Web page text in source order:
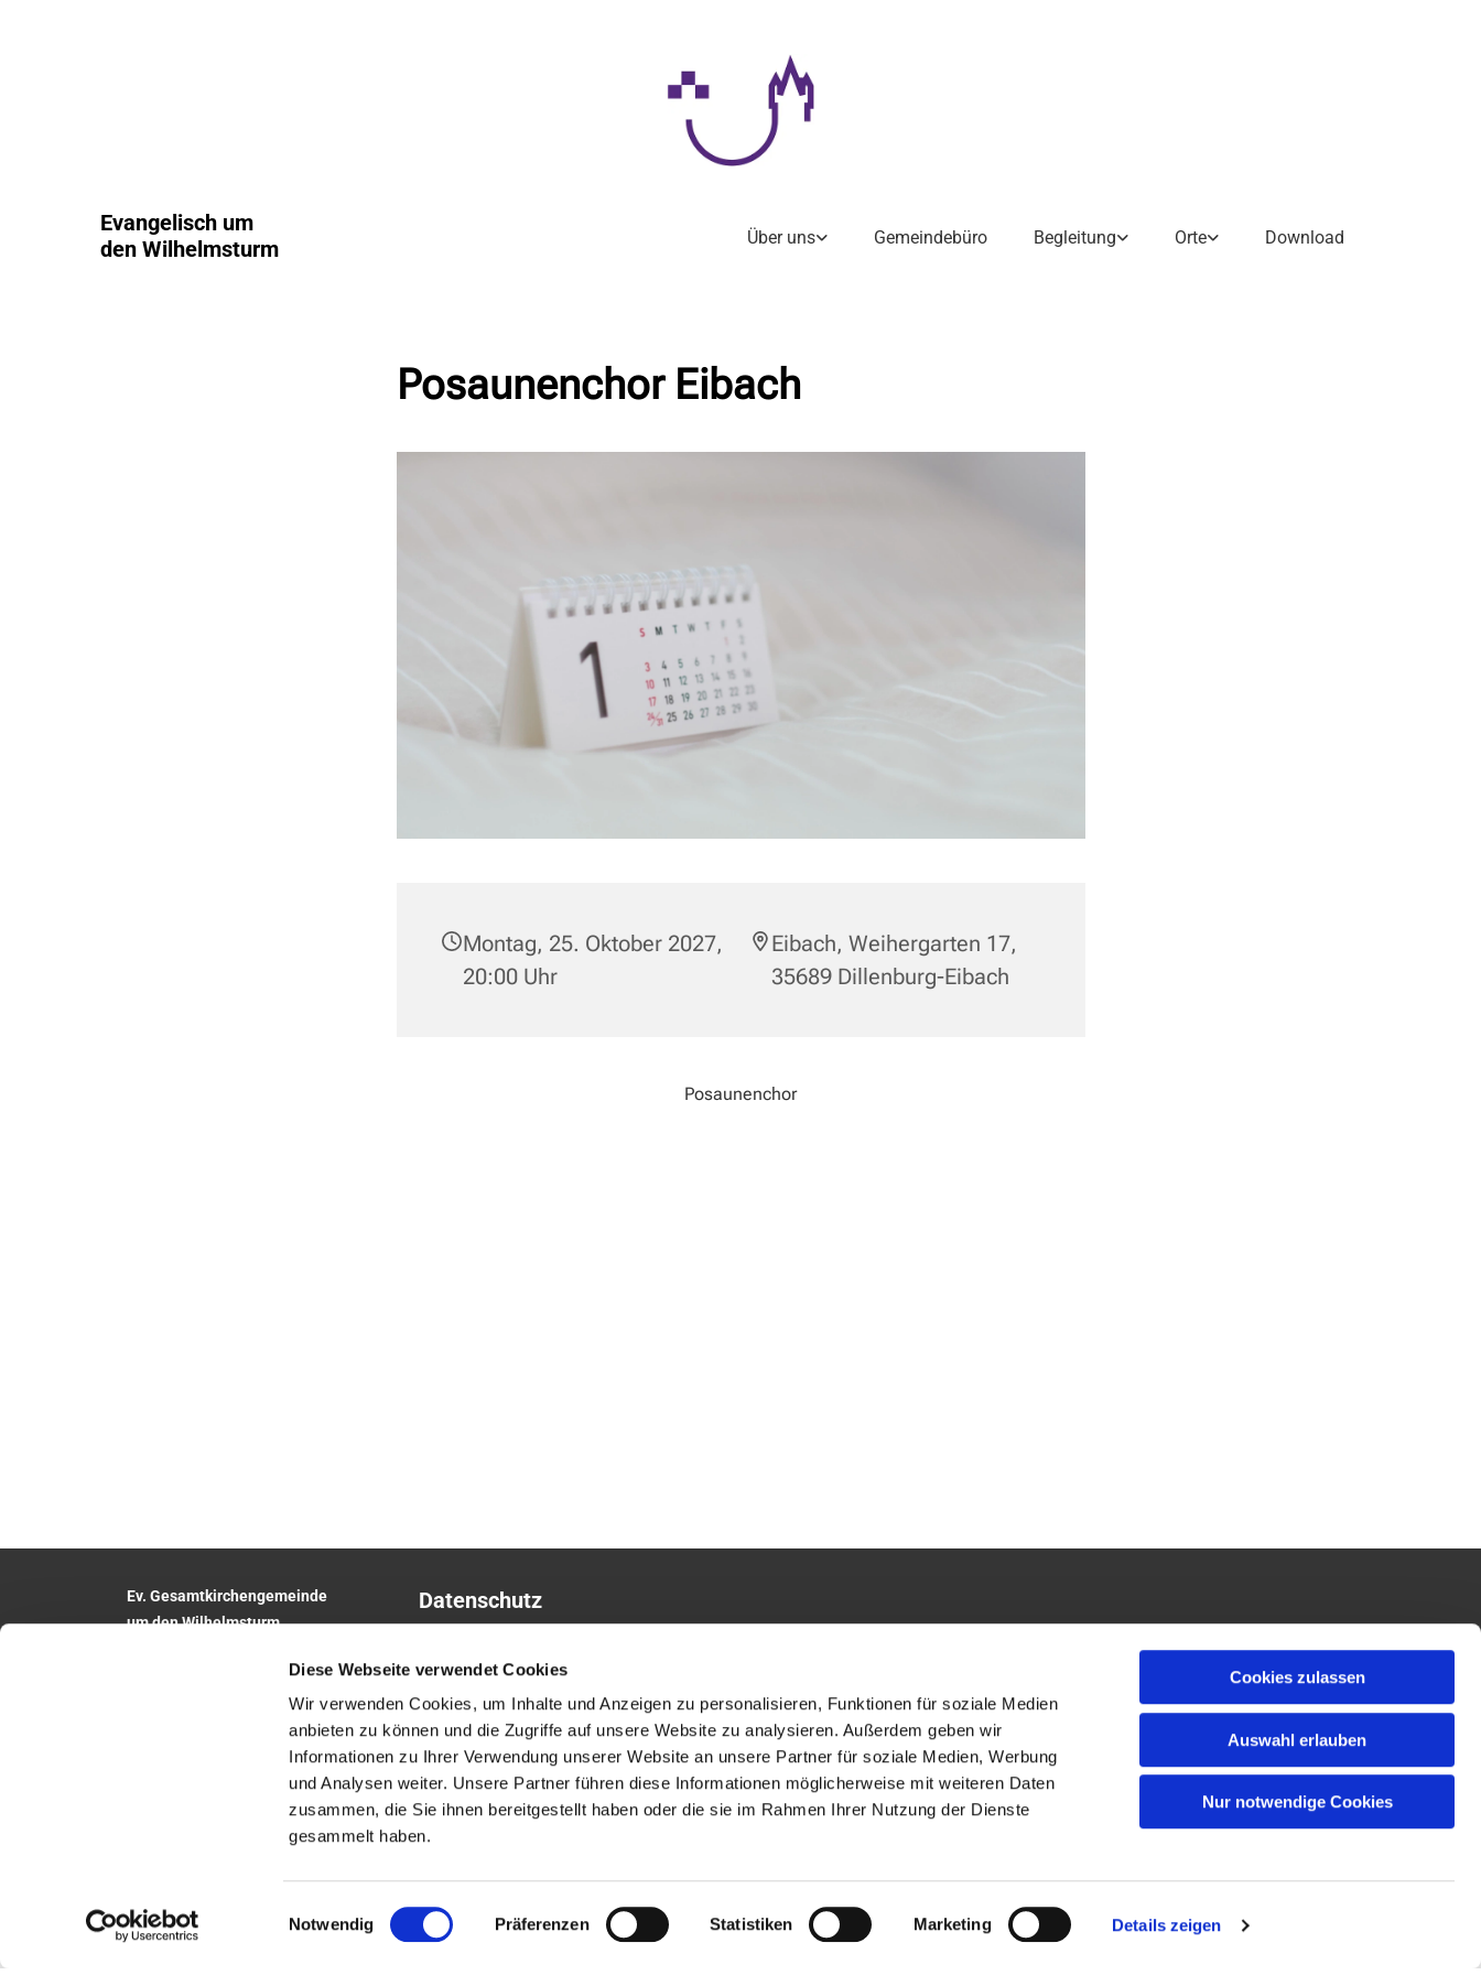
Diese Webseite verwendet Cookies
Wir verwenden Cookies, um Inhalte und Anzeigen zu personalisieren, Funktionen für soziale Medien
anbieten zu können und die Zugriffe auf unsere Website zu analysieren. Außerdem geben wir
Informationen zu Ihrer Verwendung unserer Website an unsere Partner für soziale Medien, Werbung
und Analysen weiter. Unsere Partner führen diese Informationen möglicherweise mit weiteren Daten
zusammen, die Sie ihnen bereitgestellt haben oder die sie im Rahmen Ihrer Nutzung der Dienste
gesammelt haben.
Einwilligungsauswahl
Notwendig Präferenzen Statistiken Marketing Details zeigen
Cookies zulassen
Auswahl erlauben
Nur notwendige Cookies
Evangelisch um
den Wilhelmsturm
Über uns Gemeindebüro Begleitung Orte Download
Posaunenchor Eibach
Montag, 25. Oktober 2027,
20:00 Uhr
Eibach, Weihergarten 17,
35689 Dillenburg-Eibach
Posaunenchor
Ev. Gesamtkirchengemeinde
um den Wilhelmsturm
Website: www.um-den-wilhelmsturm.de
Datenschutz